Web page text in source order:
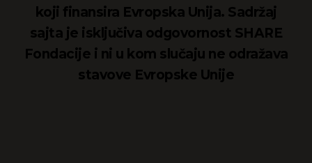
koji finansira Evropska Unija. Sadržaj
sajta je isključiva odgovornost SHARE
Fondacije i ni u kom slučaju ne odražava
stavove Evropske Unije